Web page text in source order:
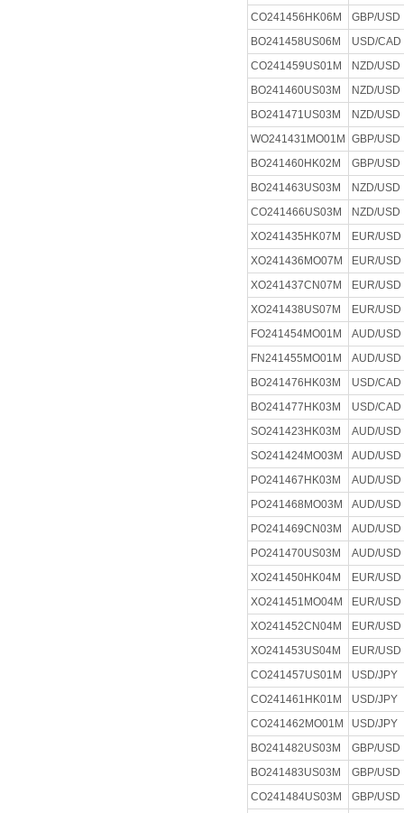
CO241456HK06M
GBP/USD
BO241458US06M
USD/CAD
CO241459US01M
NZD/USD
BO241460US03M
NZD/USD
BO241471US03M
NZD/USD
WO241431MO01M
GBP/USD
BO241460HK02M
GBP/USD
BO241463US03M
NZD/USD
CO241466US03M
NZD/USD
XO241435HK07M
EUR/USD
XO241436MO07M
EUR/USD
XO241437CN07M
EUR/USD
XO241438US07M
EUR/USD
FO241454MO01M
AUD/USD
FN241455MO01M
AUD/USD
BO241476HK03M
USD/CAD
BO241477HK03M
USD/CAD
SO241423HK03M
AUD/USD
SO241424MO03M
AUD/USD
PO241467HK03M
AUD/USD
PO241468MO03M
AUD/USD
PO241469CN03M
AUD/USD
PO241470US03M
AUD/USD
XO241450HK04M
EUR/USD
XO241451MO04M
EUR/USD
XO241452CN04M
EUR/USD
XO241453US04M
EUR/USD
CO241457US01M
USD/JPY
CO241461HK01M
USD/JPY
CO241462MO01M
USD/JPY
BO241482US03M
GBP/USD
BO241483US03M
GBP/USD
CO241484US03M
GBP/USD